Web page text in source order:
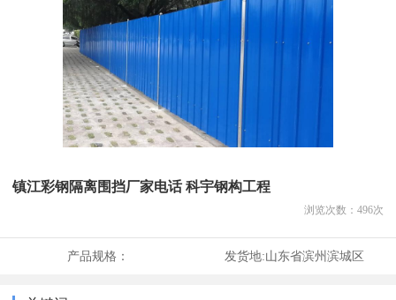
镇江彩钢隔离围挡厂家电话 科宇钢构工程
浏览次数： 496次
产品规格： 发货地:山东省滨州滨城区